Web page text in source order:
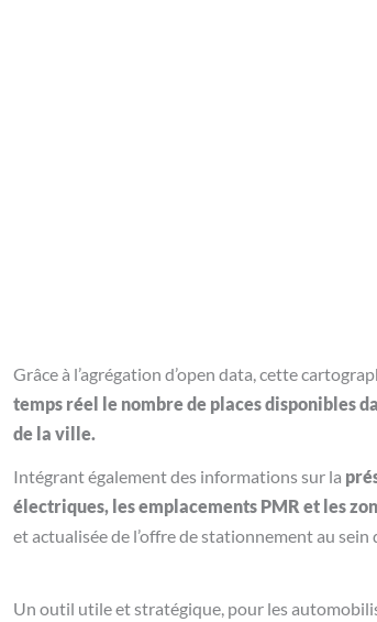
Grâce à l’agrégation d’open data, cette
temps réel le nombre de places disponibles
de la ville.
Intégrant également des informations sur la
électriques, les emplacements PMR et les
et actualisée de l’offre de stationnement au
Un outil utile et stratégique, pour les